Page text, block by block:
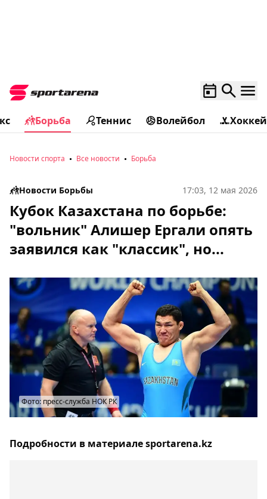
Борьба Теннис Волейбол Хоккей
Новости спорта Все новости Борьба
Новости Борьбы 17:03, 12 мая 2026
Кубок Казахстана по борьбе:
"вольник" Алишер Ергали опять
заявился как "классик", но...
Фото: пресс-служба НОК РК
Подробности в материале sportarena.kz